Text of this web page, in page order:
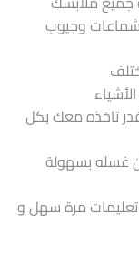
وجيوب
تاخذه معك بكل
غسله بسهولة
مرة سهل و